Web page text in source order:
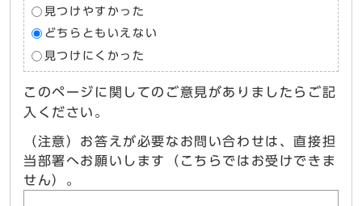
見つけやすかった
どちらともいえない
見つけにくかった
このページに関してのご意見がありましたらご記
入ください。
（注意）お答えが必要なお問い合わせは、直接担
当部署へお願いします（こちらではお受けできま
せん）。